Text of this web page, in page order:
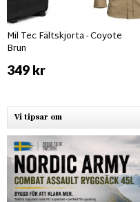
Mil Tec Fältskjorta - Coyote
Brun
349 kr
Vi tipsar om